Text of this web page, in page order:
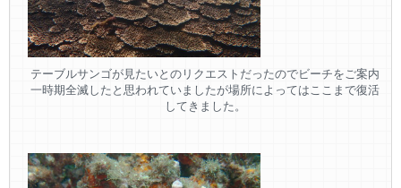
テーブルサンゴが見たいとのリクエストだったのでビーチをご案内
一時期全滅したと思われていましたが場所によってはここまで復活
してきました。